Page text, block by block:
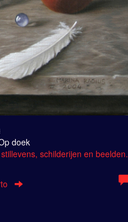
doek
schilderijen en beelden.